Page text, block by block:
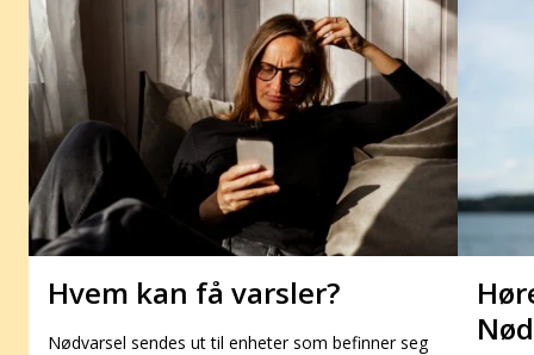
Hvem kan få varsler?
Nødvarsel sendes ut til enheter som befinner seg